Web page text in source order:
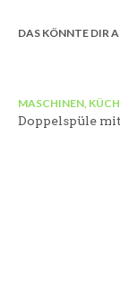
DAS KÖNNTE DIR
MASCHINEN,
Doppelspüle